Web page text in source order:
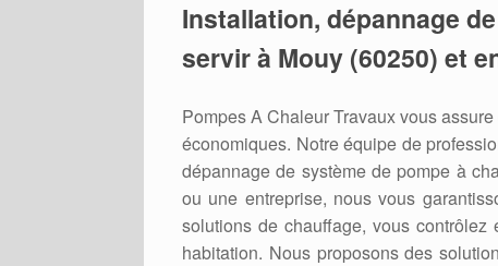
Installation, dépannage
servir à Mouy (60250) et
Pompes A Chaleur Travaux vous
économiques. Notre équipe de
dépannage de système de pompe à
ou une entreprise, nous vous
solutions de chauffage, vous
habitation. Nous proposons des